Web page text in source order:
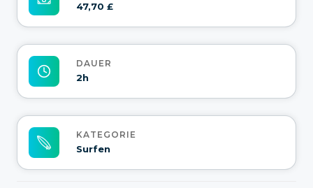
47,70 £
DAUER
2h
KATEGORIE
Surfen